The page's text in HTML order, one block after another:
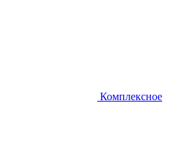
Комплексное